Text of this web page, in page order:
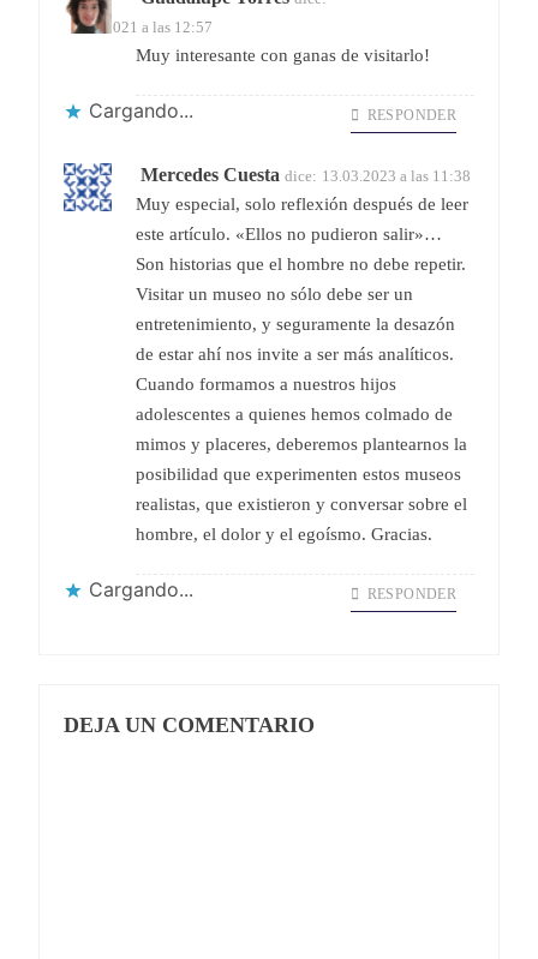
15.04.2021 a las 12:57
Muy interesante con ganas de visitarlo!
Cargando... RESPONDER
Mercedes Cuesta dice: 13.03.2023 a las 11:38
Muy especial, solo reflexión después de leer
este artículo. «Ellos no pudieron salir»…
Son historias que el hombre no debe repetir.
Visitar un museo no sólo debe ser un
entretenimiento, y seguramente la desazón
de estar ahí nos invite a ser más analíticos.
Cuando formamos a nuestros hijos
adolescentes a quienes hemos colmado de
mimos y placeres, deberemos plantearnos la
posibilidad que experimenten estos museos
realistas, que existieron y conversar sobre el
hombre, el dolor y el egoísmo. Gracias.
Cargando... RESPONDER
DEJA UN COMENTARIO